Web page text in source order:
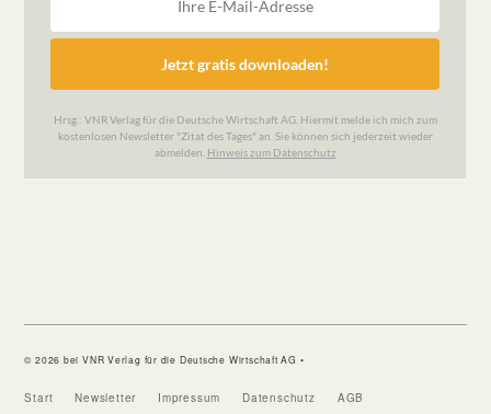
© 2026 bei VNR Verlag für die Deutsche Wirtschaft AG •
Start Newsletter Impressum Datenschutz AGB